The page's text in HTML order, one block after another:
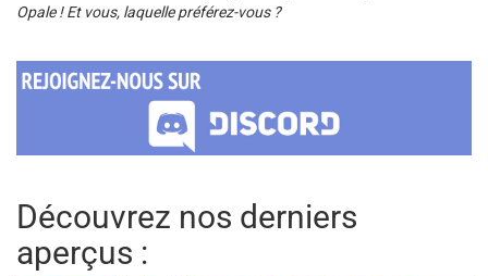
Opale ! Et vous, laquelle préférez-vous ?
Découvrez nos derniers
aperçus :